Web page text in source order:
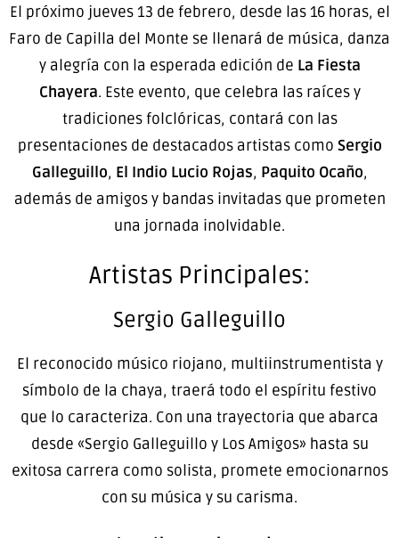
El próximo jueves 13 de febrero, desde las 16 horas, el
Faro de Capilla del Monte se llenará de música, danza
y alegría con la esperada edición de La Fiesta
Chayera. Este evento, que celebra las raíces y
tradiciones folclóricas, contará con las
presentaciones de destacados artistas como Sergio
Galleguillo, El Indio Lucio Rojas, Paquito Ocaño,
además de amigos y bandas invitadas que prometen
una jornada inolvidable.
Artistas Principales:
Sergio Galleguillo
El reconocido músico riojano, multiinstrumentista y
símbolo de la chaya, traerá todo el espíritu festivo
que lo caracteriza. Con una trayectoria que abarca
desde «Sergio Galleguillo y Los Amigos» hasta su
exitosa carrera como solista, promete emocionarnos
con su música y su carisma.